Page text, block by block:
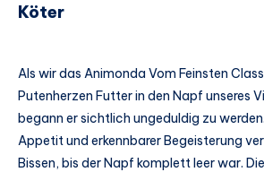
Köter
Als wir das Animonda Vom Feinsten
Putenherzen Futter in den Napf unseres
begann er sichtlich ungeduldig zu
Appetit und erkennbarer Begeisterung
Bissen, bis der Napf komplett leer war.